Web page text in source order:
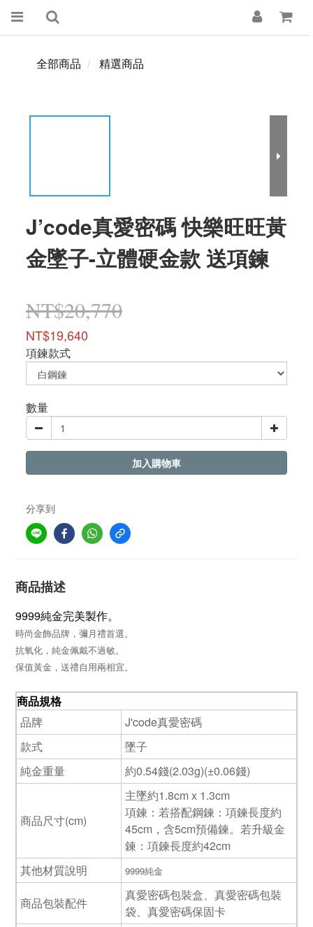
全部商品 精選商品
J’code真愛密碼 快樂旺旺黃
金墜子-立體硬金款 送項鍊
NT$20,770
NT$19,640
項鍊款式
數量
加入購物車
分享到
商品描述
9999純金完美製作。
時尚金飾品牌，彌月禮首選。
抗氧化，純金佩戴不過敏。
保值黃金，送禮自用兩相宜。
商品規格
品牌
J'code真愛密碼
款式
墜子
純金重量
約0.54錢(2.03g)(±0.06錢)
商品尺寸(cm)
主墜約1.8cm x 1.3cm
項鍊：若搭配鋼鍊：項鍊長度約
45cm，含5cm預備鍊。若升級金
鍊：項鍊長度約42cm
其他材質說明
9999純金
商品包裝配件
真愛密碼包裝盒、真愛密碼包裝
袋、真愛密碼保固卡